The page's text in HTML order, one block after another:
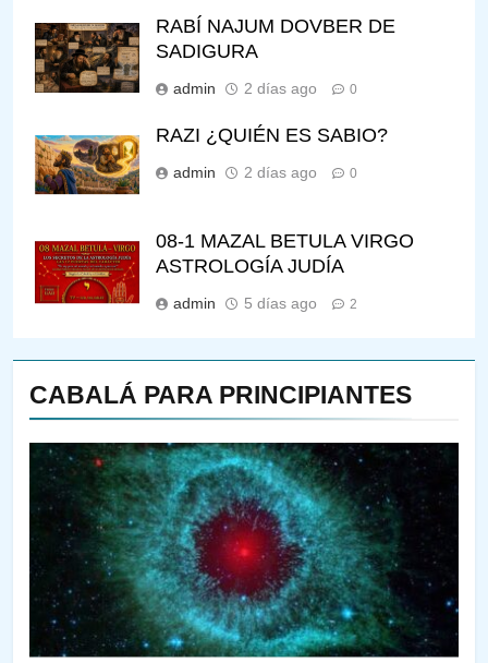
CABALÁ PARA PRINCIPIANTES
¿QUIÉN ES SABIO? EL QUE
VE LO QUE VA A NACER
PENSAMIENTO JUDÍO PIRKEI AVOT
145
RABÍ NAJUM DOVBER DE
SADIGURA
admin 2 días ago 0
RAZI ¿QUIÉN ES SABIO?
admin 2 días ago 0
08-1 MAZAL BETULA VIRGO
ASTROLOGÍA JUDÍA
admin 5 días ago 2